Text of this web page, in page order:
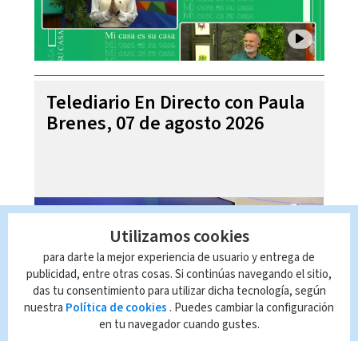
Telediario En Directo con Paula
Brenes, 07 de agosto 2026
Utilizamos cookies
para darte la mejor experiencia de usuario y entrega de
publicidad, entre otras cosas. Si continúas navegando el sitio,
das tu consentimiento para utilizar dicha tecnología, según
nuestra Política de cookies . Puedes cambiar la configuración
en tu navegador cuando gustes.